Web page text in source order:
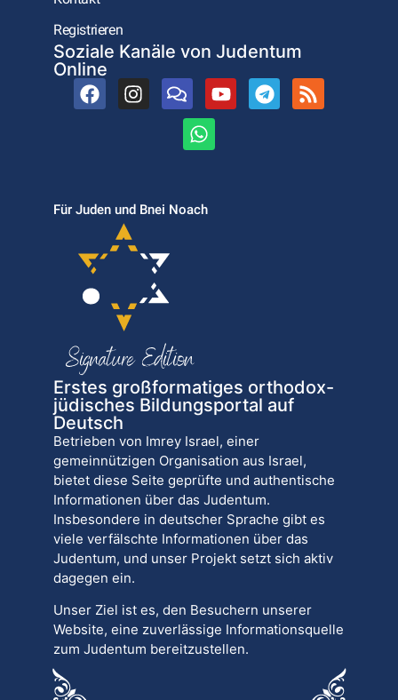
Registrieren
Soziale Kanäle von Judentum
Online
Für Juden und Bnei Noach
Erstes großformatiges orthodox-
jüdisches Bildungsportal auf
Deutsch
Betrieben von Imrey Israel, einer
gemeinnützigen Organisation aus Israel,
bietet diese Seite geprüfte und authentische
Informationen über das Judentum.
Insbesondere in deutscher Sprache gibt es
viele verfälschte Informationen über das
Judentum, und unser Projekt setzt sich aktiv
dagegen ein.
Unser Ziel ist es, den Besuchern unserer
Website, eine zuverlässige Informationsquelle
zum Judentum bereitzustellen.